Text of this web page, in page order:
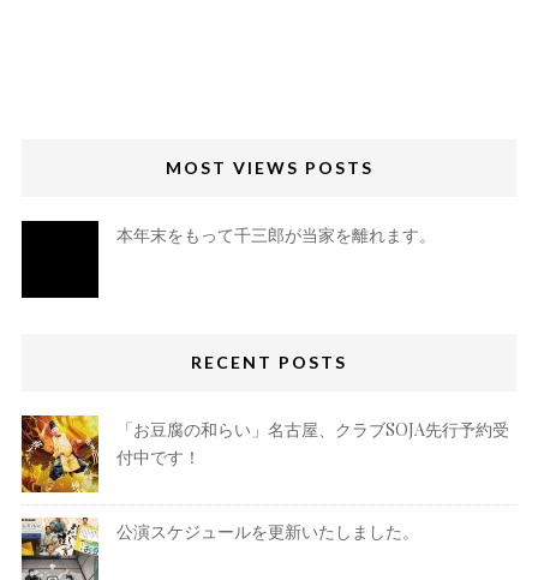
MOST VIEWS POSTS
本年末をもって千三郎が当家を離れます。
RECENT POSTS
「お豆腐の和らい」名古屋、クラブSOJA先行予約受
付中です！
公演スケジュールを更新いたしました。